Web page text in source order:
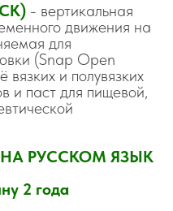
- вертикальная
движения на
для
(Snap Open
и полувязких
и паст для пищевой,
РУССКОМ ЯЗЫК
2 года